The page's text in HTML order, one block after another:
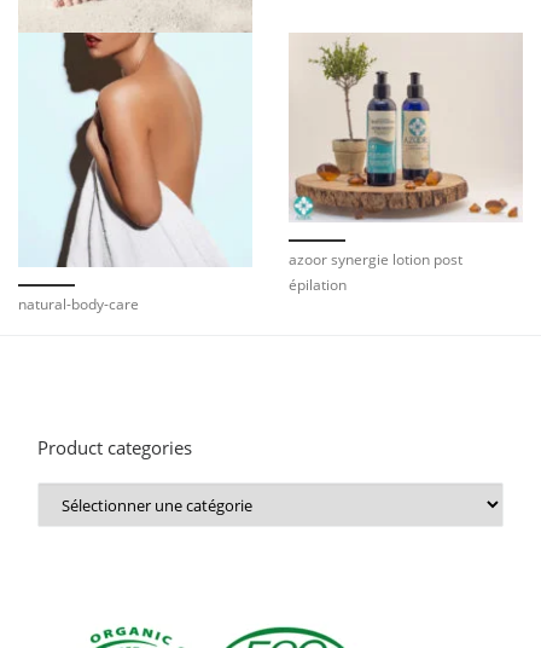
natural-body-care
azoor synergie lotion post
épilation
Product categories